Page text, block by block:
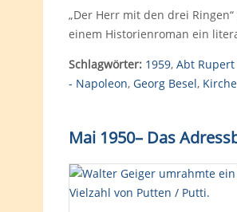
„Der Herr mit den drei
einem Historienroman ein
Schlagwörter: 1959, Abt Rupert
- Napoleon, Georg Besel,
Mai 1950– Das